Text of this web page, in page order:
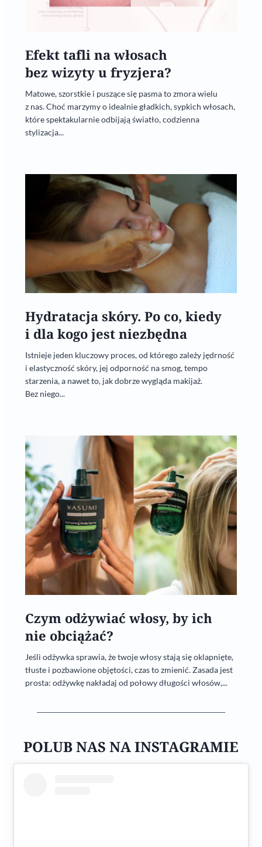
Efekt tafli na włosach
bez wizyty u fryzjera?
Matowe, szorstkie i puszące się pasma to zmora wielu
z nas. Choć marzymy o idealnie gładkich, sypkich włosach,
które spektakularnie odbijają światło, codzienna
stylizacja...
Hydratacja skóry. Po co, kiedy
i dla kogo jest niezbędna
Istnieje jeden kluczowy proces, od którego zależy jędrność
i elastyczność skóry, jej odporność na smog, tempo
starzenia, a nawet to, jak dobrze wygląda makijaż.
Bez niego...
Czym odżywiać włosy, by ich
nie obciążać?
Jeśli odżywka sprawia, że twoje włosy stają się oklapnięte,
tłuste i pozbawione objętości, czas to zmienić. Zasada jest
prosta: odżywkę nakładaj od połowy długości włosów,...
POLUB NAS NA INSTAGRAMIE